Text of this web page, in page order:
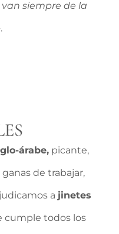
siempre de la
.
árabe,picante,
de trabajar,
a jinetes
cumple todos los